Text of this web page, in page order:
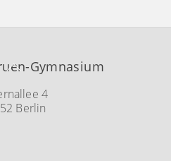
Back
Top
Gymnasium
4
Berlin